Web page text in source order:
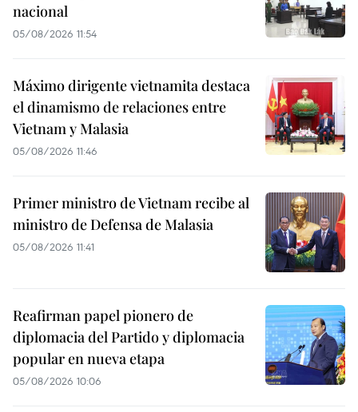
nacional
05/08/2026 11:54
Máximo dirigente vietnamita destaca
el dinamismo de relaciones entre
Vietnam y Malasia
05/08/2026 11:46
Primer ministro de Vietnam recibe al
ministro de Defensa de Malasia
05/08/2026 11:41
Reafirman papel pionero de
diplomacia del Partido y diplomacia
popular en nueva etapa
05/08/2026 10:06